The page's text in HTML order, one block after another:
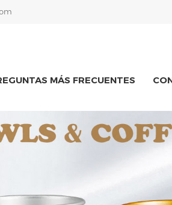
MÁS FRECUENTES